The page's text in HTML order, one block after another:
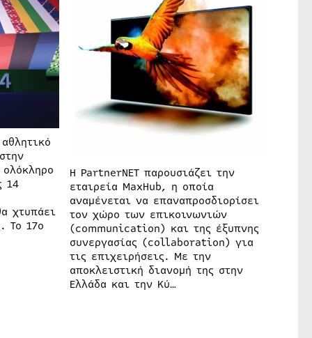
14
χτυπάει
Το 17ο
H PartnerNET παρουσιάζει την
εταιρεία MaxHub, η οποία
αναμένεται να επαναπροσδιορίσει
τον χώρο των επικοινωνιών
(communication) και της έξυπνης
συνεργασίας (collaboration) για
τις επιχειρήσεις. Με την
αποκλειστική διανομή της στην
Ελλάδα και την Κύ…